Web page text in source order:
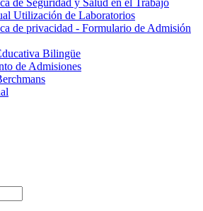
Utilización de Laboratorios
de privacidad - Formulario de Admisión
Bilingüe
de Admisiones